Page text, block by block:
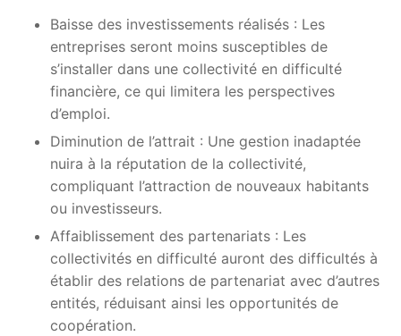
Baisse des investissements réalisés : Les
entreprises seront moins susceptibles de
s’installer dans une collectivité en difficulté
financière, ce qui limitera les perspectives
d’emploi.
Diminution de l’attrait : Une gestion inadaptée
nuira à la réputation de la collectivité,
compliquant l’attraction de nouveaux habitants
ou investisseurs.
Affaiblissement des partenariats : Les
collectivités en difficulté auront des difficultés à
établir des relations de partenariat avec d’autres
entités, réduisant ainsi les opportunités de
coopération.